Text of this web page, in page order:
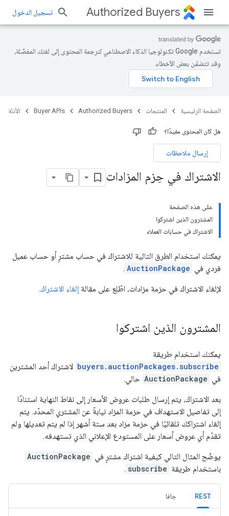
Authorized Buyers تسجيل الدخول
تستخدم Google تكنولوجيا الذكاء الاصطناعي لترجمة المحتوى إلى لغتك المفضّلة،
وقد تتضمّن بعض الأخطاء.
الصفحة الرئيسية المنتجات Authorized Buyers
Buyer APIs الأدلة
هل كان المحتوى مفيدًا؟
إرسال ملاحظات
الاشتراك في حِزم المزادات
على هذه الصفحة
المشترون الذين اشتركوا
الاشتراك في حسابات العملاء
يمكنك استخدام الطرق التالية للاشتراك في حساب مشترٍ أو حساب عميل
فردي في AuctionPackage
.
لإلغاء الاشتراك في حزمة مزادات، اطّلِع على مقالة إلغاء الاشتراك.
المشترون الذين اشتركوا
يمكنك استخدام طريقة
buyers.auctionPackages.subscribe لاشتراك أحد المشترين
في AuctionPackage حالي.
بعد الاشتراك، يتم إرسال طلبات عروض الأسعار إلى نقاط النهاية استنادًا
إلى تفاصيل الاستهداف في حزمة المزاد نيابةً عن المشتري المحدّد. يتم
إلغاء اشتراكك تلقائيًا في حزمة مزاد بعد ستة أشهر إذا لم يتم تعديلها ولم
تقدّم أي عروض أسعار على المستودع الإعلاني الذي تستهدفه.
يوضّح المثال التالي كيفية اشتراك مشترٍ في AuctionPackage
باستخدام طريقة subscribe
.
REST جافا